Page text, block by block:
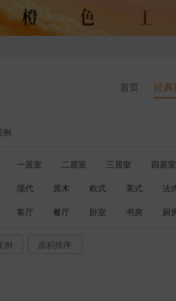
首页 经典
例
一居室 二居室 三居室
四居室
现代 原木 欧式 美式
法
客厅 餐厅 卧室 书房 厨
例 面积排序